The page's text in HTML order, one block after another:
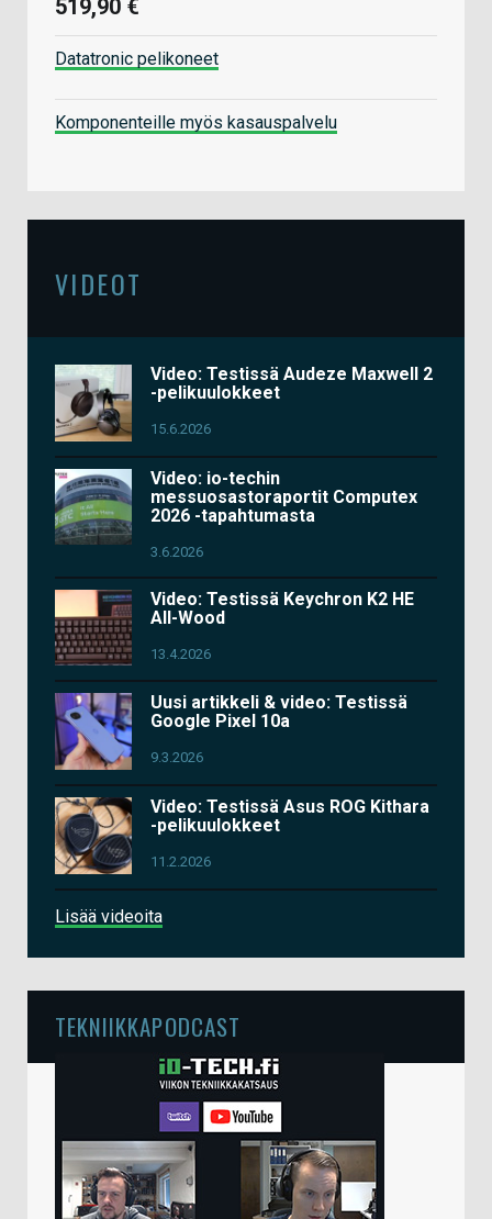
519,90 €
Datatronic pelikoneet
Komponenteille myös kasauspalvelu
VIDEOT
Video: Testissä Audeze Maxwell 2
-pelikuulokkeet
15.6.2026
Video: io-techin
messuosastoraportit Computex
2026 -tapahtumasta
3.6.2026
Video: Testissä Keychron K2 HE
All-Wood
13.4.2026
Uusi artikkeli & video: Testissä
Google Pixel 10a
9.3.2026
Video: Testissä Asus ROG Kithara
-pelikuulokkeet
11.2.2026
Lisää videoita
TEKNIIKKAPODCAST